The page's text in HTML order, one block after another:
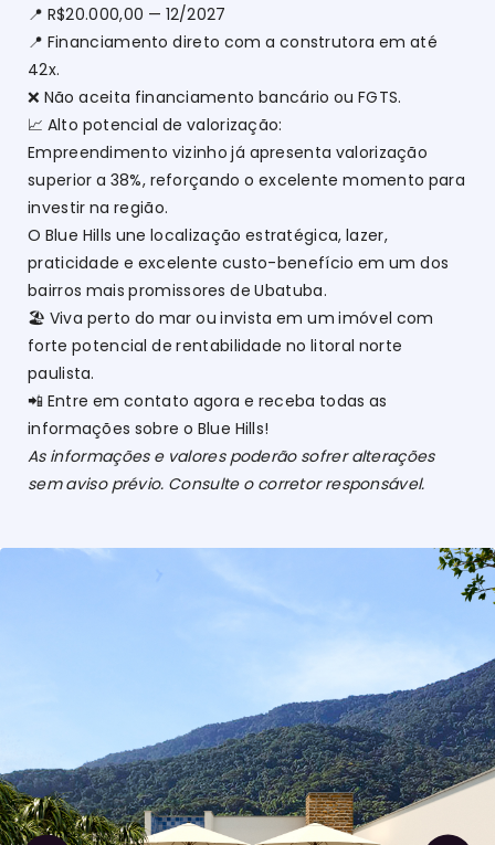
📍 R$20.000,00 — 12/2027
📍 Financiamento direto com a construtora em até
42x.
❌ Não aceita financiamento bancário ou FGTS.
📈 Alto potencial de valorização:
Empreendimento vizinho já apresenta valorização
superior a 38%, reforçando o excelente momento para
investir na região.
O Blue Hills une localização estratégica, lazer,
praticidade e excelente custo-benefício em um dos
bairros mais promissores de Ubatuba.
🏖️ Viva perto do mar ou invista em um imóvel com
forte potencial de rentabilidade no litoral norte
paulista.
📲 Entre em contato agora e receba todas as
informações sobre o Blue Hills!
As informações e valores poderão sofrer alterações
sem aviso prévio. Consulte o corretor responsável.